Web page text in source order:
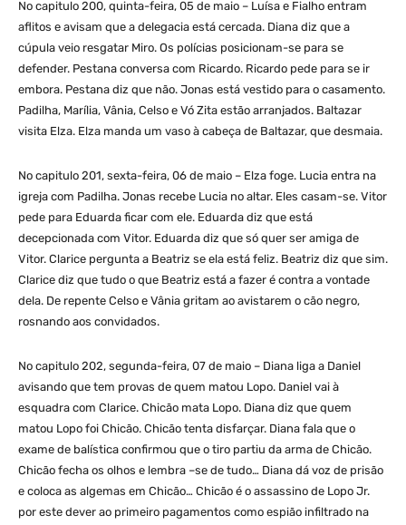
No capitulo 200, quinta-feira, 05 de maio – Luísa e Fialho entram
aflitos e avisam que a delegacia está cercada. Diana diz que a
cúpula veio resgatar Miro. Os polícias posicionam-se para se
defender. Pestana conversa com Ricardo. Ricardo pede para se ir
embora. Pestana diz que não. Jonas está vestido para o casamento.
Padilha, Marília, Vânia, Celso e Vó Zita estão arranjados. Baltazar
visita Elza. Elza manda um vaso à cabeça de Baltazar, que desmaia.
No capitulo 201, sexta-feira, 06 de maio – Elza foge. Lucia entra na
igreja com Padilha. Jonas recebe Lucia no altar. Eles casam-se. Vitor
pede para Eduarda ficar com ele. Eduarda diz que está
decepcionada com Vitor. Eduarda diz que só quer ser amiga de
Vitor. Clarice pergunta a Beatriz se ela está feliz. Beatriz diz que sim.
Clarice diz que tudo o que Beatriz está a fazer é contra a vontade
dela. De repente Celso e Vânia gritam ao avistarem o cão negro,
rosnando aos convidados.
No capitulo 202, segunda-feira, 07 de maio – Diana liga a Daniel
avisando que tem provas de quem matou Lopo. Daniel vai à
esquadra com Clarice. Chicão mata Lopo. Diana diz que quem
matou Lopo foi Chicão. Chicão tenta disfarçar. Diana fala que o
exame de balística confirmou que o tiro partiu da arma de Chicão.
Chicão fecha os olhos e lembra –se de tudo… Diana dá voz de prisão
e coloca as algemas em Chicão… Chicão é o assassino de Lopo Jr.
por este dever ao primeiro pagamentos como espião infiltrado na